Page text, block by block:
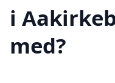
i
med?